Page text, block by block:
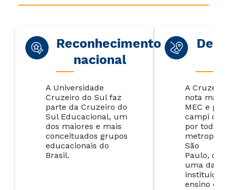
Reconhecimento
nacional
A Universidade
Cruzeiro do Sul faz
parte da Cruzeiro do
Sul Educacional, um
dos maiores e mais
conceituados grupos
educacionais do
Brasil.
A
nota
MEC e
campi
por toda a
São
Paulo,
uma das
ensino da